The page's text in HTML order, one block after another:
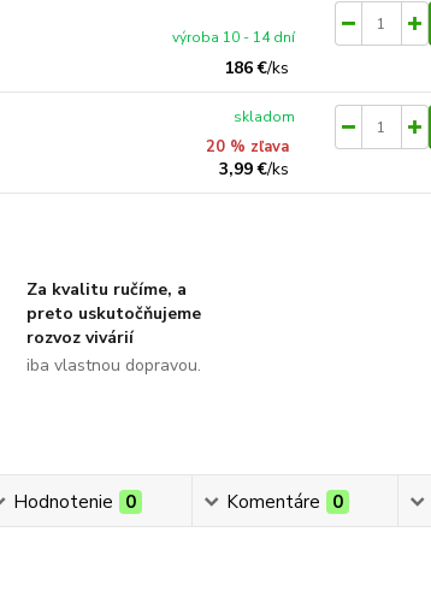
186 €/ks
výroba 10 - 14 dní
20 % zľava
3,99 €/ks
skladom
Za kvalitu ručíme, a
preto uskutočňujeme
rozvoz vivárií
iba vlastnou dopravou.
Hodnotenie 0 Komentáre 0